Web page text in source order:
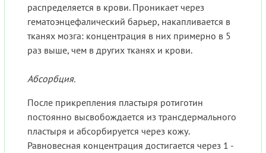
распределяется в крови. Проникает через
гематоэнцефалический барьер, накапливается в
тканях мозга: концентрация в них примерно в 5
раз выше, чем в других тканях и крови.
Абсорбция.
После прикрепления пластыря ротиготин
постоянно высвобождается из трансдермального
пластыря и абсорбируется через кожу.
Равновесная концентрация достигается через 1 -